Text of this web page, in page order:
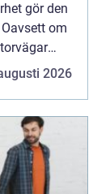
gör den
om
2026